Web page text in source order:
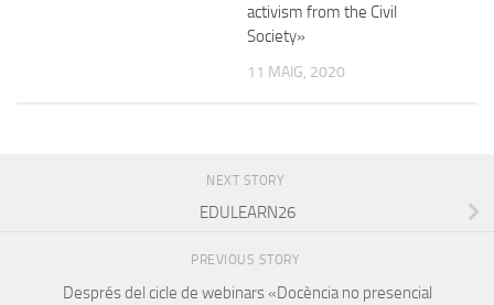
activism from the Civil
Society»
11 MAIG, 2020
NEXT STORY
EDULEARN26
PREVIOUS STORY
Després del cicle de webinars «Docència no presencial